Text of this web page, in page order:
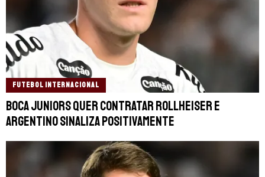
FUTEBOL INTERNACIONAL
Boca Juniors quer contratar Rollheiser e
argentino sinaliza positivamente